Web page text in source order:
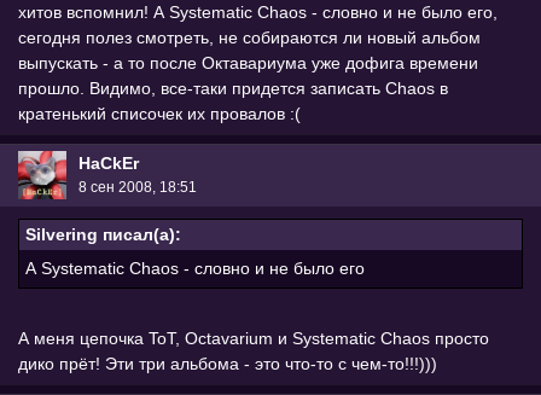
хитов вспомнил! А Systematic Chaos - словно и не было его,
сегодня полез смотреть, не собираются ли новый альбом
выпускать - а то после Октавариума уже дофига времени
прошло. Видимо, все-таки придется записать Chaos в
кратенький списочек их провалов :(
HaCkEr
8 сен 2008, 18:51
Silvering писал(а):
А Systematic Chaos - словно и не было его
А меня цепочка ToT, Octavarium и Systematic Chaos просто
дико прёт! Эти три альбома - это что-то с чем-то!!!)))